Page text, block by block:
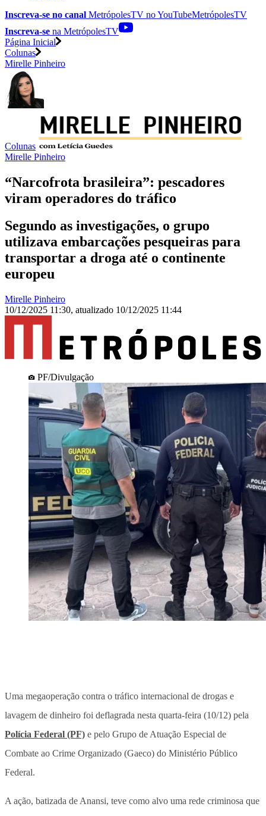
Inscreva-se no canal MetrópolesTV noYouTubeMetrópolesTV
Inscreva-se na MetrópolesTV
Página Inicial
Colunas
Mirelle Pinheiro
Colunas
Mirelle Pinheiro
“Narcofrota brasileira”: pescadores
viram operadores do tráfico
Segundo as investigações, o grupo
utilizava embarcações pesqueiras para
transportar a droga até o continente
europeu
Mirelle Pinheiro
10/12/2025 11:30, atualizado 10/12/2025 11:44
PF/Divulgação
Uma megaoperação contra o tráfico internacional de drogas e
lavagem de dinheiro foi deflagrada nesta quarta-feira (10/12) pela
Polícia Federal (PF) e pelo Grupo de Atuação Especial de
Combate ao Crime Organizado (Gaeco) do Ministério Público
Federal.
A ação, batizada de Anansi, teve como alvo uma rede criminosa que